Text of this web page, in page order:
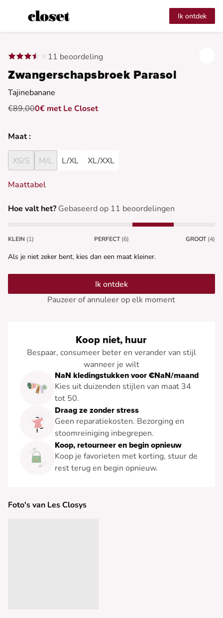
Ik ontdek
11 beoordeling
Zwangerschapsbroek Parasol
Tajinebanane
€89,000€ met Le Closet
Maat :
XS/S M/L L/XL XL/XXL
Maattabel
Hoe valt het? Gebaseerd op 11 beoordelingen
KLEIN (1) PERFECT (6) GROOT (4)
Als je niet zeker bent, kies dan een maat kleiner.
Ik ontdek
Pauzeer of annuleer op elk moment
Koop niet, huur
Bespaar, consumeer beter en verander van stijl
wanneer je wilt
NaN kledingstukken voor €NaN/maand
Kies uit duizenden stijlen van maat 34
tot 50.
Draag ze zonder stress
Geen reparatiekosten. Bezorging en
stoomreiniging inbegrepen.
Koop, retourneer en begin opnieuw
Koop je favorieten met korting, stuur de
rest terug en begin opnieuw.
Foto's van Les Closys